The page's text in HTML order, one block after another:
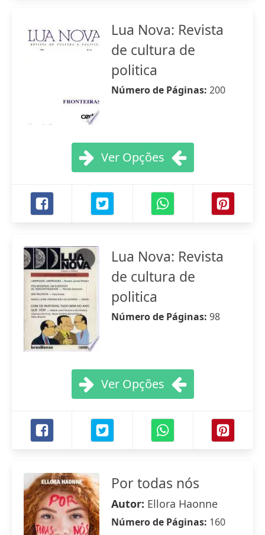
Lua Nova: Revista
de cultura de
politica
Número de Páginas: 200
Ver Opções
Lua Nova: Revista
de cultura de
politica
Número de Páginas: 98
Ver Opções
Por todas nós
Autor: Ellora Haonne
Número de Páginas: 160